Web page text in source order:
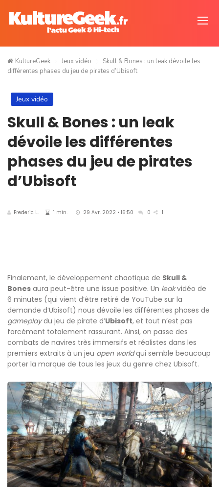
KultureGeek Jeux vidéo
Skull & Bones : un leak dévoile les
différentes phases du jeu de pirates d’Ubisoft
Jeux vidéo
Skull & Bones : un leak
dévoile les différentes
phases du jeu de pirates
d’Ubisoft
Frederic L. 1 min. 29 Avr. 2022 • 16:50 0 1
Finalement, le développement chaotique de Skull &
Bones aura peut-être une issue positive. Un leakvidéo de
6 minutes (qui vient d’être retiré de YouTube sur la
demande d’Ubisoft) nous dévoile les différentes phases de
gameplaydu jeu de pirate d’Ubisoft, et tout n’est pas
forcément totalement rassurant. Ainsi, on passe des
combats de navires très immersifs et réalistes dans les
premiers extraits à un jeu open worldqui semble beaucoup
porter la marque de tous les jeux du genre chez Ubisoft.